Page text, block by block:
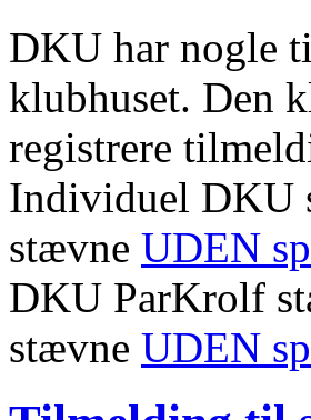
DKU har nogle
klubhuset. Den
registrere
Individuel DKU
stævne UDEN
DKU ParKrolf
stævne UDEN